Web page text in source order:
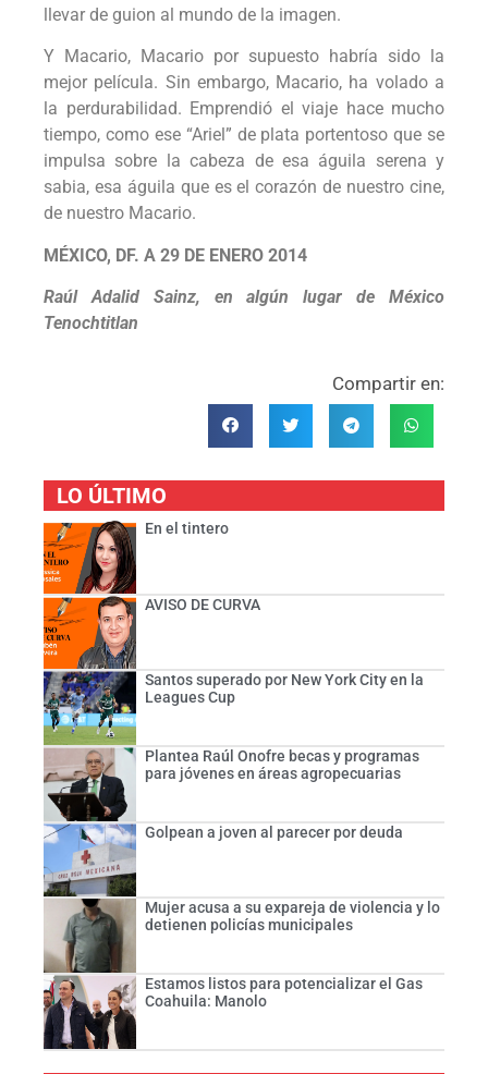
llevar de guion al mundo de la imagen.
Y Macario, Macario por supuesto habría sido la
mejor película. Sin embargo, Macario, ha volado a
la perdurabilidad. Emprendió el viaje hace mucho
tiempo, como ese “Ariel” de plata portentoso que se
impulsa sobre la cabeza de esa águila serena y
sabia, esa águila que es el corazón de nuestro cine,
de nuestro Macario.
MÉXICO, DF. A 29 DE ENERO 2014
Raúl Adalid Sainz, en algún lugar de México
Tenochtitlan
Compartir en:
LO ÚLTIMO
En el tintero
AVISO DE CURVA
Santos superado por New York City en la
Leagues Cup
Plantea Raúl Onofre becas y programas
para jóvenes en áreas agropecuarias
Golpean a joven al parecer por deuda
Mujer acusa a su expareja de violencia y lo
detienen policías municipales
Estamos listos para potencializar el Gas
Coahuila: Manolo